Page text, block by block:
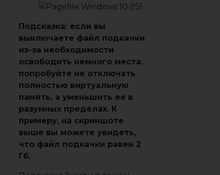
Подсказка: если вы
выключаете файл подкачки
из-за необходимости
освободить немного места,
попробуйте не отключать
полностью виртуальную
память, а уменьшить ее в
разумных пределах. К
примеру, на скриншоте
выше вы можете увидеть,
что файл подкачки равен 2
Гб.